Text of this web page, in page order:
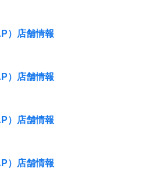
）店舗情報
）店舗情報
）店舗情報
）店舗情報